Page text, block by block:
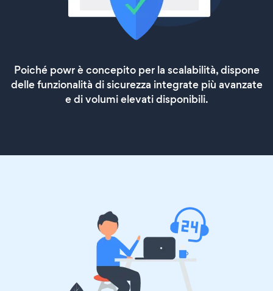
Poiché powr è concepito per la scalabilità, dispone
delle funzionalità di sicurezza integrate più avanzate
e di volumi elevati disponibili.